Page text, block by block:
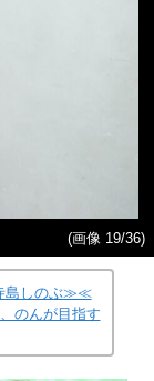
(画像 19/36)
島しのぶ≫≪
のんが目指す